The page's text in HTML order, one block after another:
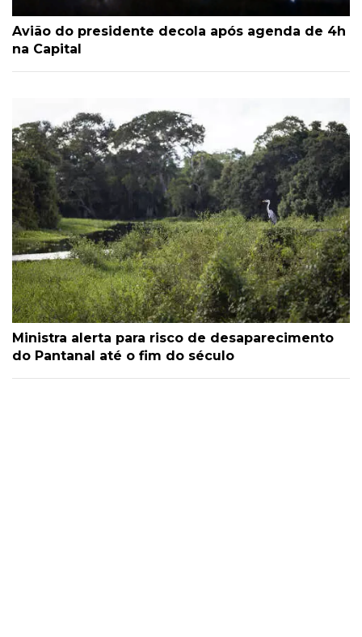
Avião do presidente decola após agenda de 4h
na Capital
Ministra alerta para risco de desaparecimento
do Pantanal até o fim do século